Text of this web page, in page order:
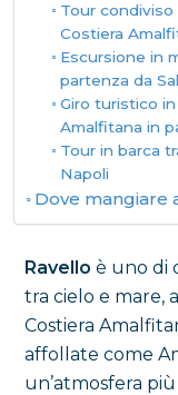
Tour condiviso
Costiera
Escursione in
partenza da
Giro turistico
Amalfitana in
Tour in barca
Napoli
Dove mangiare
Ravello è uno di
tra cielo e mare,
Costiera
affollate come
un’atmosfera